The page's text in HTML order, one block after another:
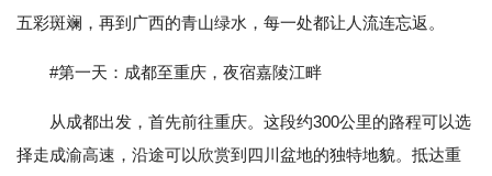
五彩斑斓，再到广西的青山绿水，每一处都让人流连忘返。
#第一天：成都至重庆，夜宿嘉陵江畔
从成都出发，首先前往重庆。这段约300公里的路程可以选
择走成渝高速，沿途可以欣赏到四川盆地的独特地貌。抵达重